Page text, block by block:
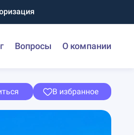
Вопросы О компании
В избранное